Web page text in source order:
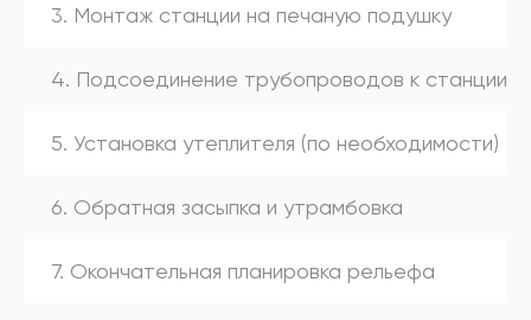
3. Монтаж станции на печаную подушку
4. Подсоединение трубопроводов к станции
5. Установка утеплителя (по необходимости)
6. Обратная засыпка и утрамбовка
7. Окончательная планировка рельефа